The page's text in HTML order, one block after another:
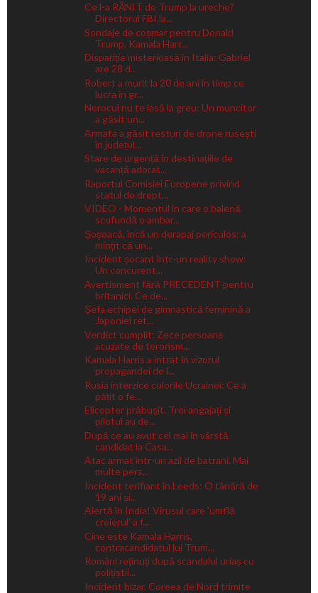
Ce l-a RĂNIT de Trump la ureche?
Directorul FBI la...
Sondaje de coșmar pentru Donald
Trump. Kamala Harr...
Dispariție misterioasă în Italia: Gabriel
are 28 d...
Robert a murit la 20 de ani în timp ce
lucra în gr...
Norocul nu te lasă la greu: Un muncitor
a găsit un...
Armata a găsit resturi de drone rusești
în județul...
Stare de urgență în destinațiile de
vacanță adorat...
Raportul Comisiei Europene privind
statul de drept...
VIDEO - Momentul în care o balenă
scufundă o ambar...
Șoșoacă, încă un derapaj periculos: a
mințit că un...
Incident șocant într-un reality show:
Un concurent...
Avertisment fără PRECEDENT pentru
britanici. Ce de...
Șefa echipei de gimnastică feminină a
Japoniei ret...
Verdict cumplit: Zece persoane
acuzate de terorism...
Kamala Harris a intrat în vizorul
propagandei de l...
Rusia interzice culorile Ucrainei: Ce a
pățit o fe...
Elicopter prăbușit. Trei angajați și
pilotul au de...
După ce au avut cel mai în vârstă
candidat la Casa...
Atac armat într-un azil de batrani. Mai
multe pers...
Incident terifiant în Leeds: O tânără de
19 ani și...
Alertă în India! Virusul care 'umflă
creierul' a f...
Cine este Kamala Harris,
contracandidatul lui Trum...
Români reținuți după scandalul uriaș cu
polițiștii...
Incident bizar. Coreea de Nord trimite